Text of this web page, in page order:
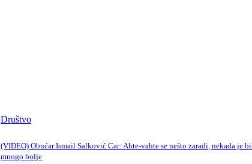
Društvo
(VIDEO) Obućar Ismail Salković Car: Ahte-vahte se nešto zaradi, nekada je
mnogo bolje